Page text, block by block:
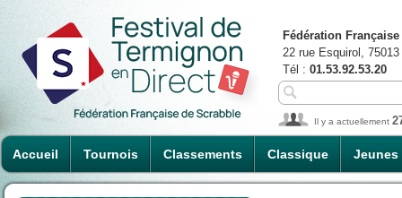
Accueil Tournois Classements Classique Jeunes
Fédération
22 rue Esquirol,
Tél : 01.53.92.53.20
Il y a actuellement